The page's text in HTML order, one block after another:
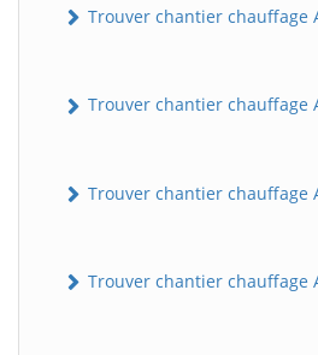
Trouver chantier chauffage
Trouver chantier chauffage
Trouver chantier chauffage
Trouver chantier chauffage